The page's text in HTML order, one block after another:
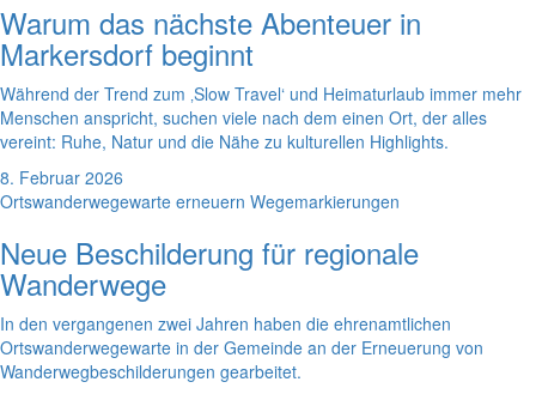
Warum das nächste Abenteuer in
Markersdorf beginnt
Während der Trend zum ‚Slow Travel‘ und Heimaturlaub immer mehr
Menschen anspricht, suchen viele nach dem einen Ort, der alles
vereint: Ruhe, Natur und die Nähe zu kulturellen Highlights.
8. Februar 2026
Ortswanderwegewarte erneuern Wegemarkierungen
Neue Beschilderung für regionale
Wanderwege
In den vergangenen zwei Jahren haben die ehrenamtlichen
Ortswanderwegewarte in der Gemeinde an der Erneuerung von
Wanderwegbeschilderungen gearbeitet.